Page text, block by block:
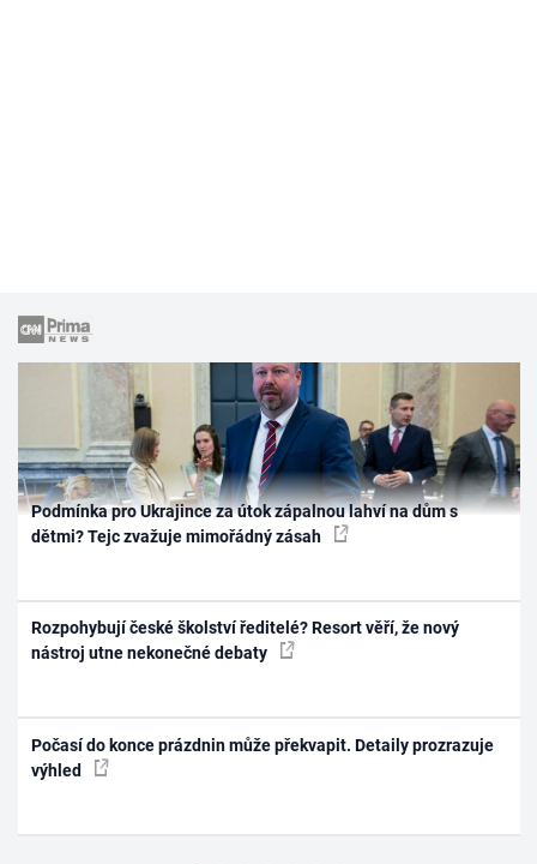
Podmínka pro Ukrajince za útok zápalnou lahví na dům s
dětmi? Tejc zvažuje mimořádný zásah
Rozpohybují české školství ředitelé? Resort věří, že nový
nástroj utne nekonečné debaty
Počasí do konce prázdnin může překvapit. Detaily prozrazuje
výhled